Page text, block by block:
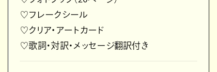
♡フレークシール
♡クリア・アートカード
♡歌詞・対訳・メッセージ翻訳付き